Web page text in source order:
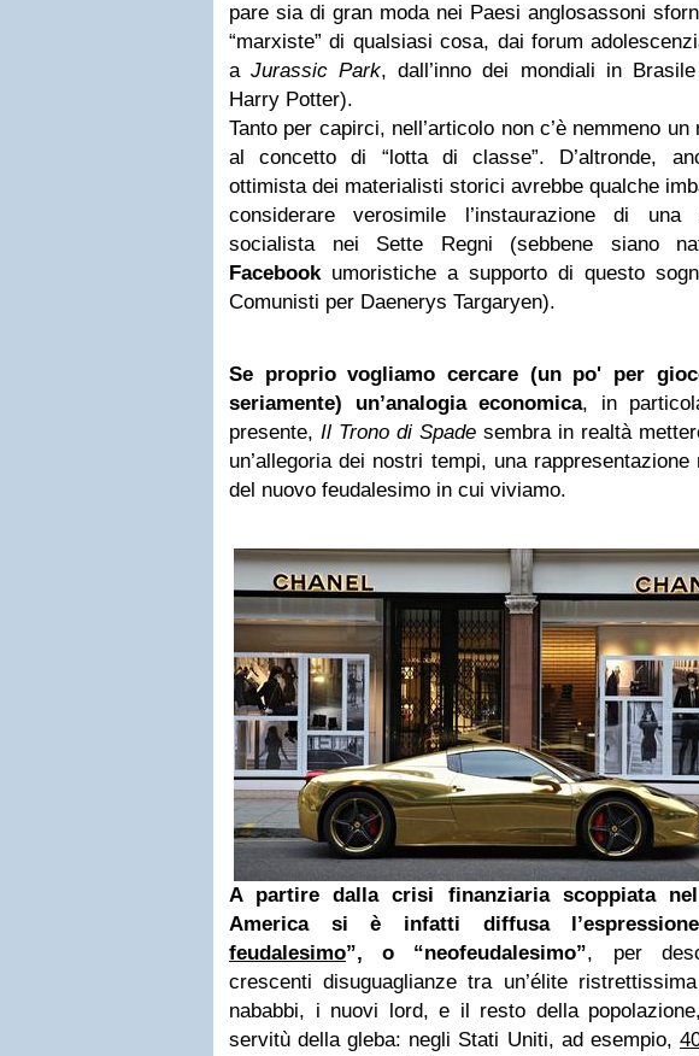
pare sia di gran moda nei Paesi anglosassoni
“marxiste” di qualsiasi cosa, dai forum
aJurassic Park, dall’inno dei mondiali in
Harry Potter).
Tanto per capirci, nell’articolo non c’è nemmeno un
al concetto di “lotta di classe”. D’altronde,
ottimista dei materialisti storici avrebbe qualche
considerare verosimile l’instaurazione di una
socialista nei Sette Regni (sebbene siano
Facebookumoristiche a supporto di questo
Comunisti per Daenerys Targaryen).
Se proprio vogliamo cercare (un po' per
seriamente) un’analogia economica, in
presente, Il Trono di Spade sembra in realtà
un’allegoria dei nostri tempi, una rappresentazione
del nuovo feudalesimo in cui viviamo.
A partire dalla crisi finanziaria scoppiata
America si è infatti diffusa
feudalesimo”, o “neofeudalesimo”, per
crescenti disuguaglianze tra un’élite
nababbi, i nuovi lord, e il resto della
servitù della gleba: negli Stati Uniti, ad esempio,